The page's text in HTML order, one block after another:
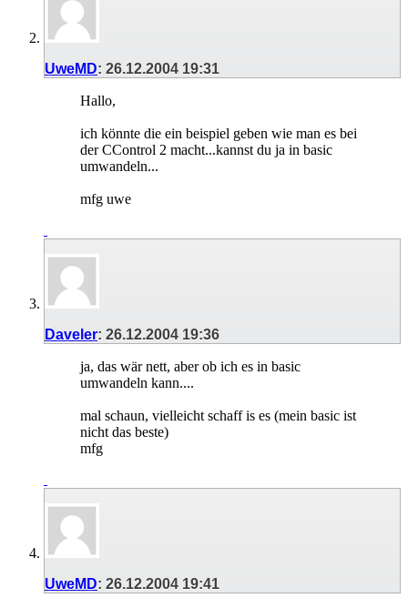
UweMD: 26.12.2004 19:31
Hallo,
ich könnte die ein beispiel geben wie man es bei
der CControl 2 macht...kannst du ja in basic
umwandeln...
mfg uwe
Daveler: 26.12.2004 19:36
ja, das wär nett, aber ob ich es in basic
umwandeln kann....
mal schaun, vielleicht schaff is es (mein basic ist
nicht das beste)
mfg
UweMD: 26.12.2004 19:41